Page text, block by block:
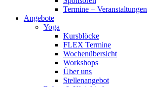
Termine + Veranstaltungen
Angebote
Yoga
Kursblöcke
FLEX Termine
Wochenübersicht
Workshops
Über uns
Stellenangebot